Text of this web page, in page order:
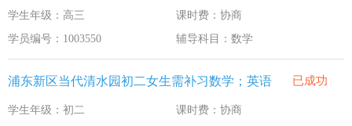
学生年级：高三
课时费：协商
学员编号：1003550
辅导科目：数学
浦东新区当代清水园初二女生需补习数学；英语 已成功
学生年级：初二
课时费：协商